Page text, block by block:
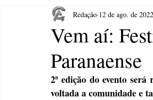
Vem aí:
Paranaense
Redação 12 de ago. de 2022
2ª edição do evento
voltada a comunidade e